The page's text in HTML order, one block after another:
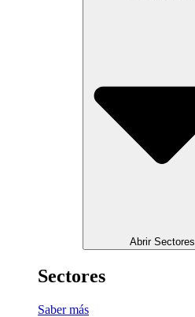
Abrir Sectores
Sectores
Saber más